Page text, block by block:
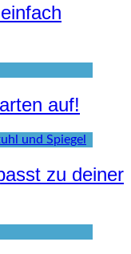
auf!
zu deiner